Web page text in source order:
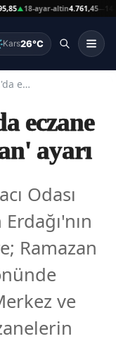
▲18-ayar-altin4.761,45—14-
Kars26°C
Kars ve Arpaçay'da eczane saatlerine 'Ramazan' ayarı
eczane
ayarı
Odası
Ramazan
ve